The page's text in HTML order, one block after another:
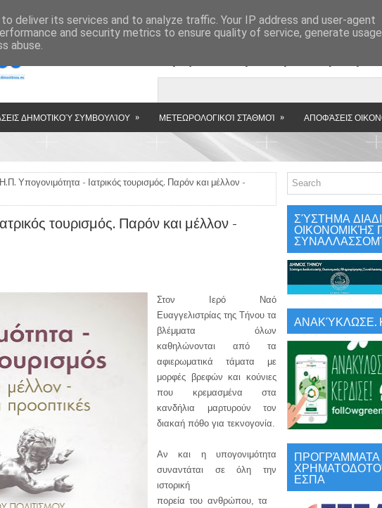
»
ΔΗΜΟΤΙΚΟΎ ΣΥΜΒΟΥΛΊΟΥ » ΜΕΤΕΩΡΟΛΟΓΙΚΟΊ ΣΤΑΘΜΟΊ » ΑΠΟΦΆΣΕΙΣ
Υπογονιμότητα - Ιατρικός τουρισμός. Παρόν και μέλλον -
τουρισμός. Παρόν και μέλλον -
Στον Ιερό Ναό
Ευαγγελιστρίας της Τήνου τα
βλέμματα όλων
καθηλώνονται από τα
αφιερωματικά τάματα με
μορφές βρεφών και κούνιες
που κρεμασμένα στα
κανδήλια μαρτυρούν τον
διακαή πόθο για τεκνογονία.
Αν και η υπογονιμότητα
συναντάται σε όλη την
ιστορική
πορεία του ανθρώπου, τα
ΣΎΣΤΗΜΑ
ΑΝΑΚΎΚΛΩΣΕ.
ΕΣΠΑ
deliver its services and to analyze traffic. Your IP address and user-agent
and security metrics to ensure quality of service, generate usage
abuse.